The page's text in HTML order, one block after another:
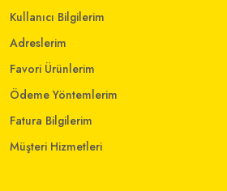
Kullanıcı Bilgilerim
Adreslerim
Favori Ürünlerim
Ödeme Yöntemlerim
Fatura Bilgilerim
Müşteri Hizmetleri